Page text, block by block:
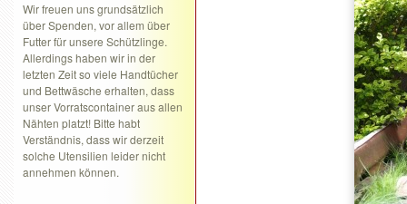
Wir freuen uns grundsätzlich
über Spenden, vor allem über
Futter für unsere Schützlinge.
Allerdings haben wir in der
letzten Zeit so viele Handtücher
und Bettwäsche erhalten, dass
unser Vorratscontainer aus allen
Nähten platzt! Bitte habt
Verständnis, dass wir derzeit
solche Utensilien leider nicht
annehmen können.